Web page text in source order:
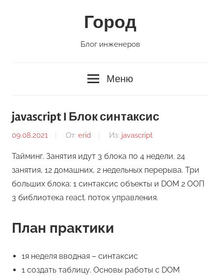
Город
Блог инженеров
Меню
javascript I Блок синтаксис
09.08.2021 От: erid Из: javascript
Тайминг. Занятия идут 3 блока по 4 недели. 24
занятия, 12 домашних, 2 недельных перерыва. Три
больших блока: 1 синтаксис объекты и DOM 2 ООП
3 библиотека react. поток управления.
План практики
1я неделя вводная – синтаксис
1 создать таблицу. Основы работы с DOM